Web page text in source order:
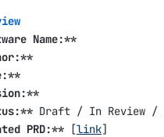
Name:**
Draft / In Review /
PRD:** [link]